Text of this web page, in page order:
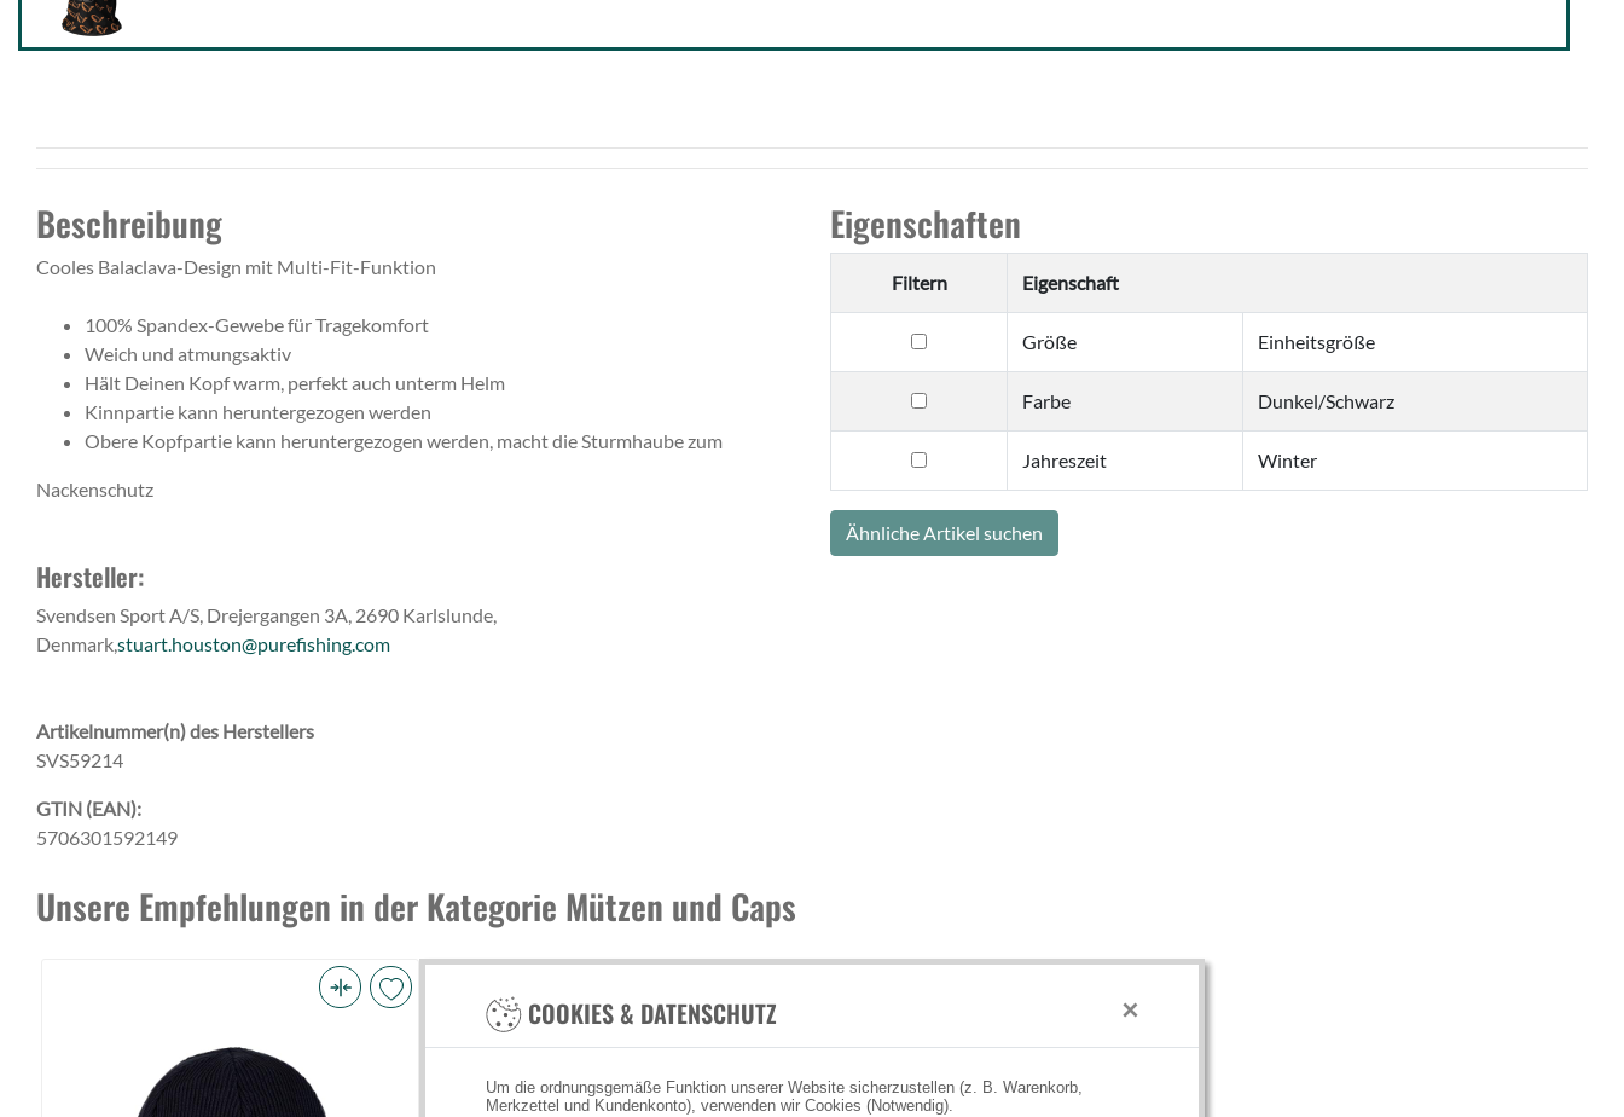
COOKIES & DATENSCHUTZ ×
Um die ordnungsgemäße Funktion unserer Website sicherzustellen (z. B. Warenkorb,
Merkzettel und Kundenkonto), verwenden wir Cookies (Notwendig).
Balaclava
Beschreibung
Cooles Balaclava-Design mit Multi-Fit-Funktion
100% Spandex-Gewebe für Tragekomfort
Weich und atmungsaktiv
Hält Deinen Kopf warm, perfekt auch unterm Helm
Kinnpartie kann heruntergezogen werden
Obere Kopfpartie kann heruntergezogen werden, macht die Sturmhaube zum
Nackenschutz
Hersteller:
Svendsen Sport A/S, Drejergangen 3A, 2690 Karlslunde,
Denmark,stuart.houston@purefishing.com
Artikelnummer(n) des Herstellers
SVS59214
GTIN (EAN):
5706301592149
Eigenschaften
Filtern Eigenschaft
filtern
nach
Größe
Größe Einheitsgröße
filtern
nach
Farbe
Farbe Dunkel/Schwarz
filtern
nach
Jahreszeit
Jahreszeit Winter
Ähnliche Artikel suchen
Unsere Empfehlungen in der Kategorie Mützen und Caps